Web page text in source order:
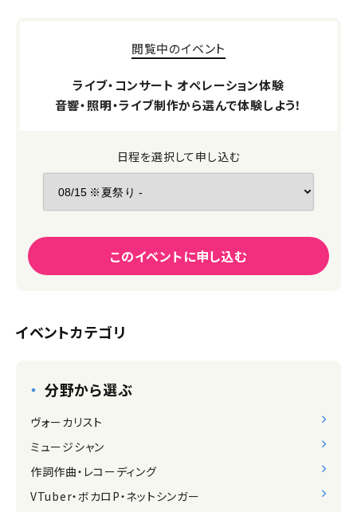
閲覧中のイベント
ライブ・コンサート オペレーション体験
音響・照明・ライブ制作から選んで体験しよう！
日程を選択して申し込む
このイベントに申し込む
イベントカテゴリ
分野から選ぶ
ヴォーカリスト
ミュージシャン
作詞作曲・レコーディング
VTuber・ボカロP・ネットシンガー